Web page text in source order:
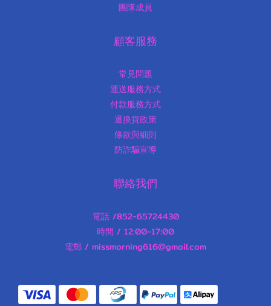
團隊成員
顧客服務
常見問題
運送服務方式
付款服務方式
退換貨政策
條款與細則
防詐騙宣導
聯絡我們
電話 /852-65724430
時間 / 12:00-17:00
電郵 / missmorning616@gmail.com